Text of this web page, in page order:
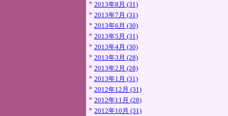
2013年8月 (31)
2013年7月 (31)
2013年6月 (30)
2013年5月 (31)
2013年4月 (30)
2013年3月 (28)
2013年2月 (28)
2013年1月 (31)
2012年12月 (31)
2012年11月 (28)
2012年10月 (31)